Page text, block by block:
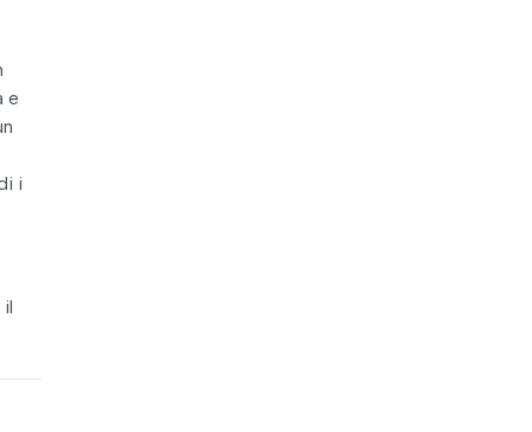
e
i